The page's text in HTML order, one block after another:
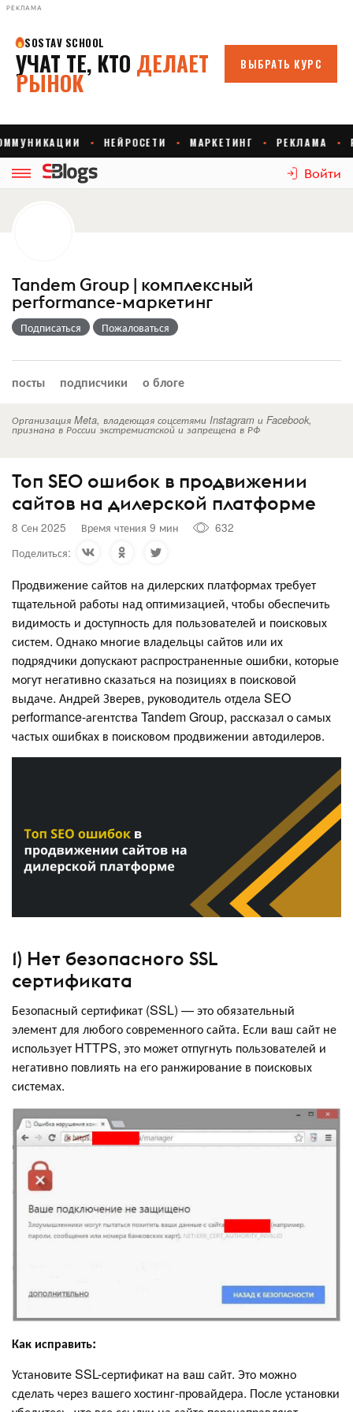
РЕКЛАМА
Войти
Tandem Group | комплексный
performance-маркетинг
Подписаться Пожаловаться
посты подписчики о блоге
Организация Meta, владеющая соцсетями Instagram и Facebook,
признана в России экстремистской и запрещена в РФ
Топ SEO ошибок в продвижении
сайтов на дилерской платформе
8 Сен 2025 Время чтения 9 мин
632
Поделиться:
Продвижение сайтов на дилерских платформах требует
тщательной работы над оптимизацией, чтобы обеспечить
видимость и доступность для пользователей и поисковых
систем. Однако многие владельцы сайтов или их
подрядчики допускают распространенные ошибки, которые
могут негативно сказаться на позициях в поисковой
выдаче. Андрей Зверев, руководитель отдела SEO
performance-агентства Tandem Group, рассказал о самых
частых ошибках в поисковом продвижении автодилеров.
1) Нет безопасного SSL
сертификата
Безопасный сертификат (SSL) — это обязательный
элемент для любого современного сайта. Если ваш сайт не
использует HTTPS, это может отпугнуть пользователей и
негативно повлиять на его ранжирование в поисковых
системах.
Как исправить:
Установите SSL-сертификат на ваш сайт. Это можно
сделать через вашего хостинг-провайдера. После установки